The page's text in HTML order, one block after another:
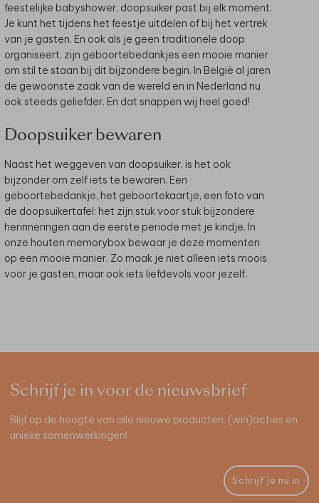
feestelijke babyshower, doopsuiker past bij elk moment.
Je kunt het tijdens het feestje uitdelen of bij het vertrek
van je gasten. En ook als je geen traditionele doop
organiseert, zijn geboortebedankjes een mooie manier
om stil te staan bij dit bijzondere begin. In België al jaren
de gewoonste zaak van de wereld en in Nederland nu
ook steeds geliefder. En dat snappen wij heel goed!
Doopsuiker bewaren
Naast het weggeven van doopsuiker, is het ook
bijzonder om zelf iets te bewaren. Een
geboortebedankje, het geboortekaartje, een foto van
de doopsuikertafel: het zijn stuk voor stuk bijzondere
herinneringen aan de eerste periode met je kindje. In
onze houten memorybox bewaar je deze momenten
op een mooie manier. Zo maak je niet alleen iets moois
voor je gasten, maar ook iets liefdevols voor jezelf.
Schrijf je in voor de nieuwsbrief
Blijf op de hoogte van alle nieuwe producten, (win)acties en
unieke samenwerkingen!
Schrijf je nu in